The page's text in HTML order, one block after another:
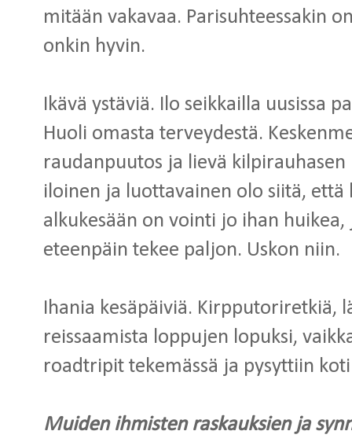
mitään vakavaa. Parisuhteessakin
onkin hyvin.
Ikävä ystäviä. Ilo seikkailla uusissa
Huoli omasta terveydestä.
raudanpuutos ja lievä
iloinen ja luottavainen olo siitä,
alkukesään on vointi jo ihan
eteenpäin tekee paljon. Uskon niin.
Ihania kesäpäiviä. Kirpputoriretkiä,
reissaamista loppujen lopuksi,
roadtripit tekemässä ja pysyttiin
Muiden ihmisten raskauksien ja